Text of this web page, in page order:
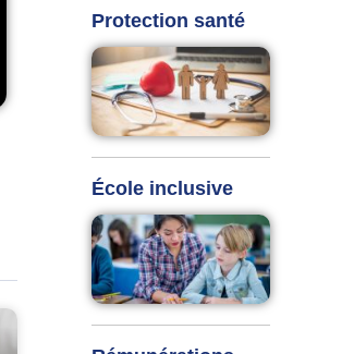
Protection santé
École inclusive